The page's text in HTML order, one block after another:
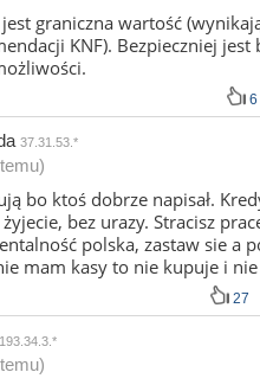
jest graniczna wartość
KNF). Bezpieczniej
6
37.31.53.*
bo ktoś dobrze napisał.
bez urazy. Stracisz
polska, zastaw sie a
mam kasy to nie kupuje i
27
193.34.3.*